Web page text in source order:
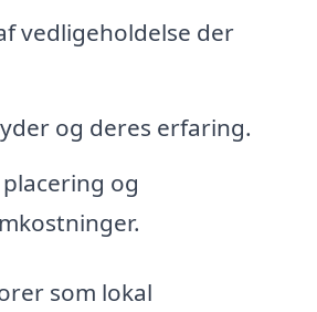
vedligeholdelse der
og deres erfaring.
og
som lokal